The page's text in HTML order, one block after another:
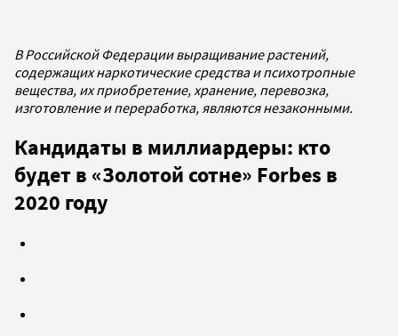
В Российской Федерации выращивание растений,
содержащих наркотические средства и психотропные
вещества, их приобретение, хранение, перевозка,
изготовление и переработка, являются незаконными.
Кандидаты в миллиардеры: кто
будет в «Золотой сотне» Forbes в
2020 году